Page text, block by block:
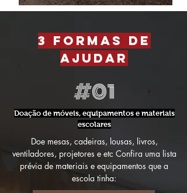
3 formas de
ajudar
#01
Doação de móveis, equipamentos e materiais
escolares
Doe mesas, cadeiras, lousas, livros,
ventiladores, projetores e etc Confira uma lista
prévia de materiais e equipamentos que a
escola tinha: